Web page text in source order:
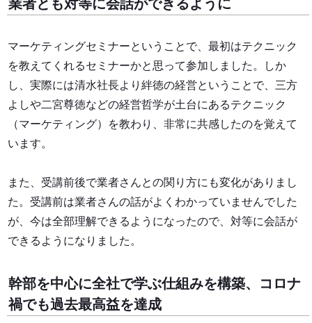
業者とも対等に会話ができるように
マーケティングセミナーということで、最初はテクニック
を教えてくれるセミナーかと思って参加しました。しか
し、実際には清水社長より絆徳の経営ということで、三方
よしや二宮尊徳などの経営哲学が土台にあるテクニック
（マーケティング）を教わり、非常に共感したのを覚えて
います。
また、受講前後で業者さんとの関り方にも変化がありまし
た。 受講前は業者さんの話がよくわかっていませんでした
が、今は全部理解できるようになったので、対等に会話が
できるようになりました。
幹部を中心に全社で学ぶ仕組みを構築、
コロナ
禍でも過去最高益を達成